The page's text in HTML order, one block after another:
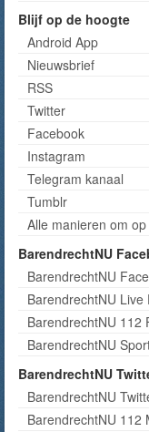
Blijf op de hoogte
Android App
Nieuwsbrief
RSS
Twitter
Facebook
Instagram
Telegram kanaal
Tumblr
Alle manieren om
BarendrechtNU
BarendrechtNU
BarendrechtNU Live
BarendrechtNU 112
BarendrechtNU
BarendrechtNU
BarendrechtNU
BarendrechtNU 112